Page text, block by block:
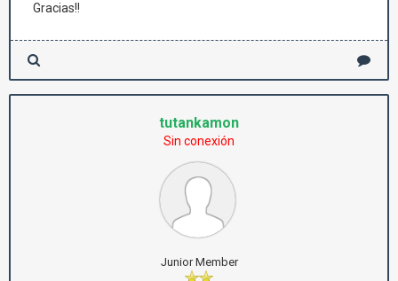
Gracias!!
tutankamon
Sin conexión
Junior Member